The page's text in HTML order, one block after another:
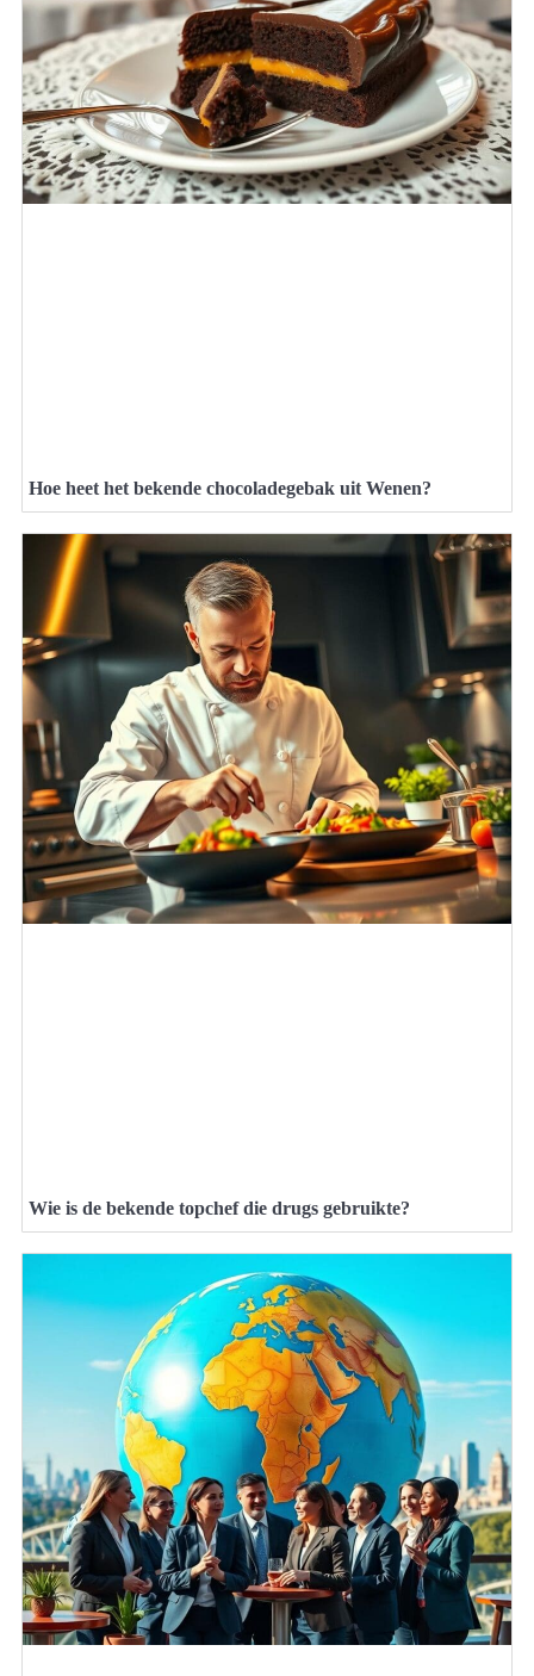
Hoe heet het bekende chocoladegebak uit Wenen?
Wie is de bekende topchef die drugs gebruikte?